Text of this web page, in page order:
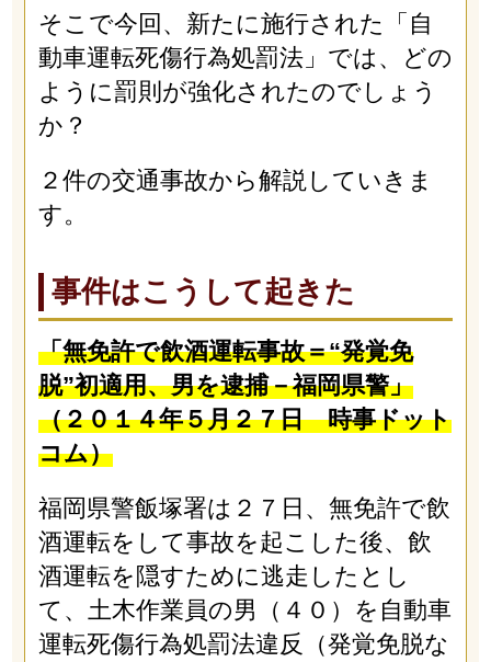
そこで今回、新たに施行された「自
動車運転死傷行為処罰法」では、どの
ように罰則が強化されたのでしょう
か？
２件の交通事故から解説していきま
す。
事件はこうして起きた
「無免許で飲酒運転事故＝“発覚免
脱”初適用、男を逮捕－福岡県警」
（２０１４年５月２７日 時事ドット
コム）
福岡県警飯塚署は２７日、無免許で飲
酒運転をして事故を起こした後、飲
酒運転を隠すために逃走したとし
て、土木作業員の男（４０）を自動車
運転死傷行為処罰法違反（発覚免脱な